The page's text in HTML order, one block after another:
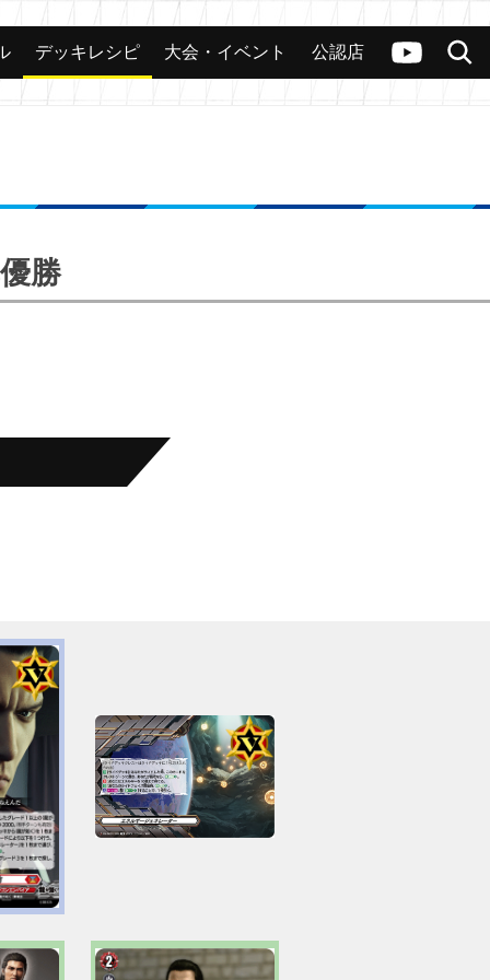
ヴァンガードch
検索
カード 大会 公認店舗 その他
デッキレシピ 大会・イベント 公認店
勝